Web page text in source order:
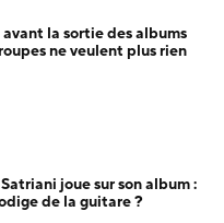
la sortie des albums
ne veulent plus rien
joue sur son album :
de la guitare ?